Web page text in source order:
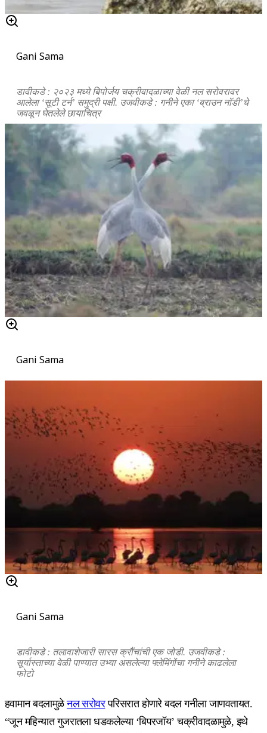
Gani Sama
डावीकडे : २०२३ मध्ये बिपोर्जय चक्रीवादळाच्या वेळी नल सरोवरावर
आलेला ‘सूटी टर्न’ समुद्री पक्षी. उजवीकडे : गनीने एका ‘ब्राउन नॉडी’चे
जवळून घेतलेले छायाचित्र
Gani Sama
Gani Sama
डावीकडे : तलावाशेजारी सारस क्रौंचांची एक जोडी. उजवीकडे :
सूर्यास्ताच्या वेळी पाण्यात उभ्या असलेल्या फ्लेमिंगोंचा गनीने काढलेला
फोटो
हवामान बदलामुळेनल सरोवरपरिसरात होणारे बदल गनीला जाणवतायत.
“जून महिन्यात गुजरातला धडकलेल्या ‘बिपरजॉय’ चक्रीवादळामुळे, इथे